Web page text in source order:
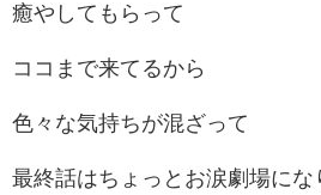
癒やしてもらって
ココまで来てるから
色々な気持ちが混ざって
最終話はちょっとお涙劇場にな